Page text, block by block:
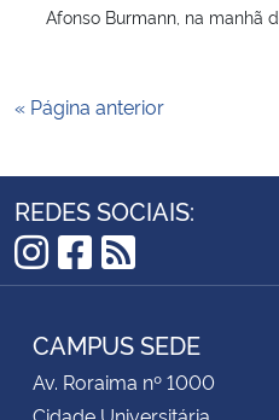
Afonso Burmann, na manhã
« Página anterior
REDES SOCIAIS:
Instagram
Facebook
RSS
CAMPUS SEDE
Av. Roraima nº 1000
Cidade Universitária